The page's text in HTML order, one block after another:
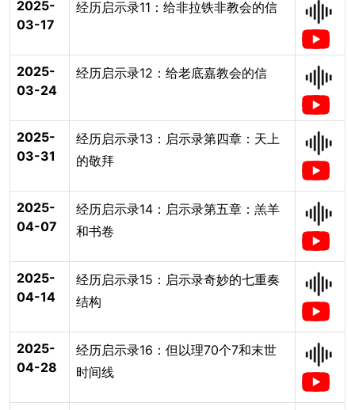
2025-
03-17
经历启示录11：给非拉铁非教会的信
2025-
03-24
经历启示录12：给老底嘉教会的信
2025-
03-31
经历启示录13：启示录第四章：天上
的敬拜
2025-
04-07
经历启示录14：启示录第五章：羔羊
和书卷
2025-
04-14
经历启示录15：启示录奇妙的七重奏
结构
2025-
04-28
经历启示录16：但以理70个7和末世
时间线